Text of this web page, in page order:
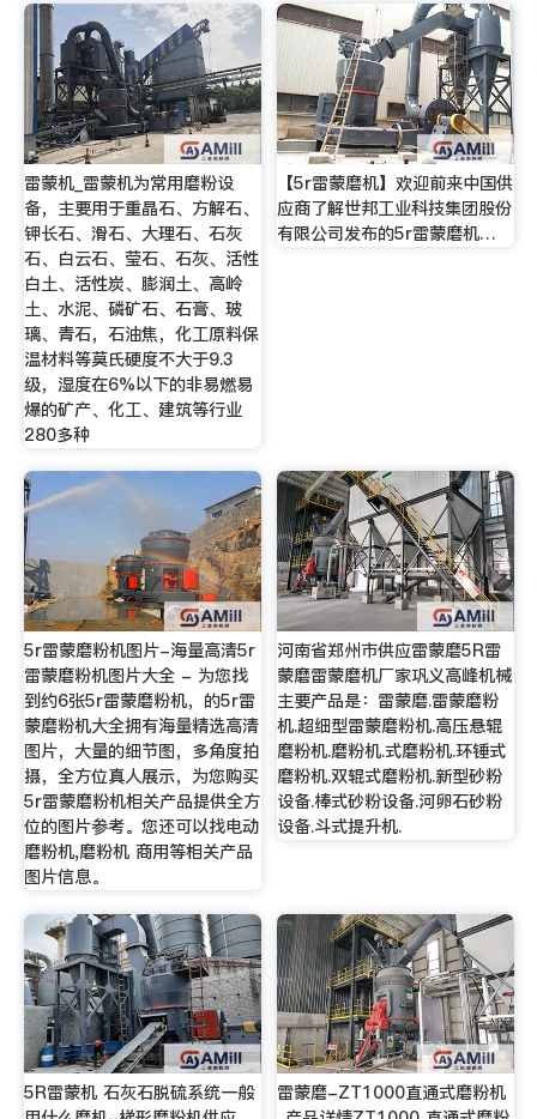
雷蒙机_雷蒙机为常用磨粉设
备，主要用于重晶石、方解石、
钾长石、滑石、大理石、石灰
石、白云石、莹石、石灰、活性
白土、活性炭、膨润土、高岭
土、水泥、磷矿石、石膏、玻
璃、青石，石油焦，化工原料保
温材料等莫氏硬度不大于9.3
级，湿度在6%以下的非易燃易
爆的矿产、化工、建筑等行业
280多种
【5r雷蒙磨机】欢迎前来中国供
应商了解世邦工业科技集团股份
有限公司发布的5r雷蒙磨机…
5r雷蒙磨粉机图片-海量高清5r
雷蒙磨粉机图片大全 - 为您找
到约6张5r雷蒙磨粉机，的5r雷
蒙磨粉机大全拥有海量精选高清
图片，大量的细节图，多角度拍
摄，全方位真人展示，为您购买
5r雷蒙磨粉机相关产品提供全方
位的图片参考。您还可以找电动
磨粉机,磨粉机 商用等相关产品
图片信息。
河南省郑州市供应雷蒙磨5R雷
蒙磨雷蒙磨机厂家巩义高峰机械
主要产品是：雷蒙磨.雷蒙磨粉
机.超细型雷蒙磨粉机.高压悬辊
磨粉机.磨粉机.式磨粉机.环锤式
磨粉机.双辊式磨粉机.新型砂粉
设备.棒式砂粉设备.河卵石砂粉
设备.斗式提升机.
5R雷蒙机 石灰石脱硫系统一般
雷蒙磨-ZT1000直通式磨粉机